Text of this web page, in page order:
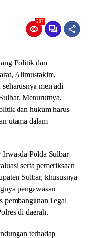
287
Politik dan
Alimustakim,
menjadi
Menurutnya,
dan hukum harus
utama dalam
Polda Sulbar
serta pemeriksaan
Sulbar, khususnya
pengawasan
pembangunan ilegal
di daerah.
terhadap